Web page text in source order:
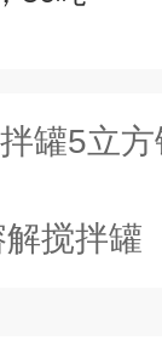
罐5立
搅拌罐